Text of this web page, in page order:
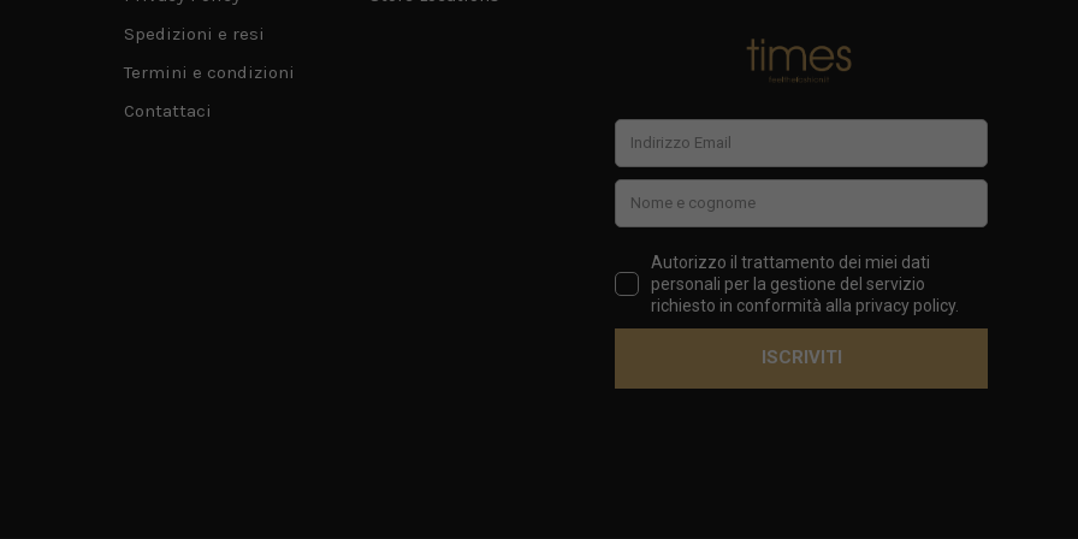
Spedizioni e resi
Termini e condizioni
Contattaci